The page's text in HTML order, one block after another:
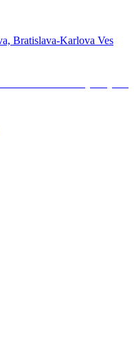
Bratislava-Karlova Ves